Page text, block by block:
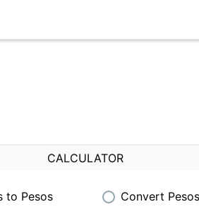
CALCULATOR
to Pesos Convert